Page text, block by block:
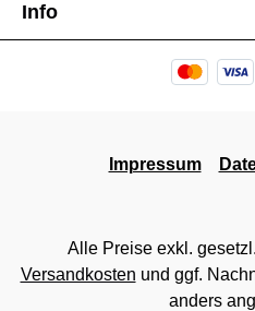
Info
Impressum
Alle Preise exkl.
Versandkosten und ggf.
anders